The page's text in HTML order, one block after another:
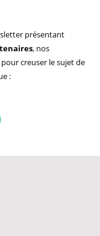
présentant
, nos
pour creuser le sujet de
: